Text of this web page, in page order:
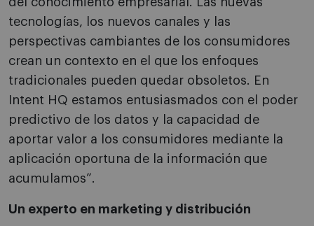
tecnologías, los nuevos canales y las
perspectivas cambiantes de los consumidores
crean un contexto en el que los enfoques
tradicionales pueden quedar obsoletos. En
Intent HQ estamos entusiasmados con el poder
predictivo de los datos y la capacidad de
aportar valor a los consumidores mediante la
aplicación oportuna de la información que
acumulamos”.
Un experto en marketing y distribución